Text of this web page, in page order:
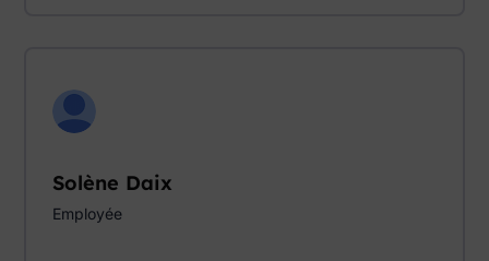
Solène Daix
Employée